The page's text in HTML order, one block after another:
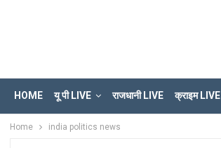
HOME यू पी LIVE राजधानी LIVE क्राइम LIVE
Home india politics news